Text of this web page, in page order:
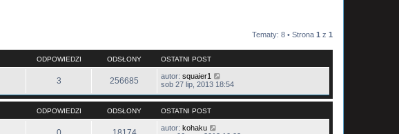
Tematy: 8 • Strona 1 z 1
ODPOWIEDZI ODSŁONY OSTATNI POST
3 256685 autor: squaier1
sob 27 lip, 2013 18:54
ODPOWIEDZI ODSŁONY OSTATNI POST
autor: kohaku